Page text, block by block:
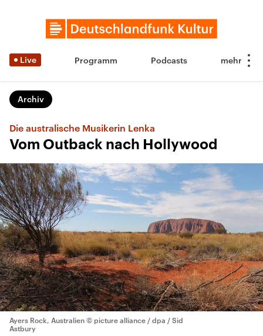
Live Programm Podcasts
Archiv
Die australische Musikerin Lenka
Vom Outback nach Hollywood
Ayers Rock, Australien © picture alliance / dpa / Sid
Astbury